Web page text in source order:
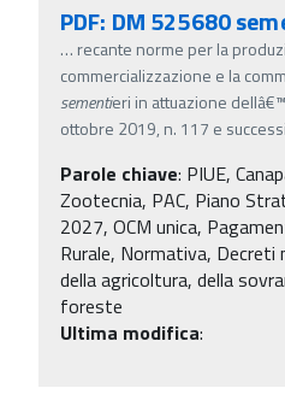
PDF: DM 525680
… recante norme per la
commercializzazione e la
sementieri in attuazione
ottobre 2019, n. 117 e
Parole chiave: PIUE,
Zootecnia, PAC, Piano
2027, OCM unica,
Rurale, Normativa,
della agricoltura, della
foreste
Ultima modifica: